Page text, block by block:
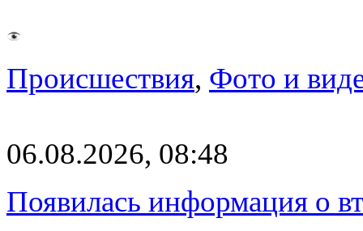
Происшествия, Фото и
06.08.2026, 08:48
Появилась информация о